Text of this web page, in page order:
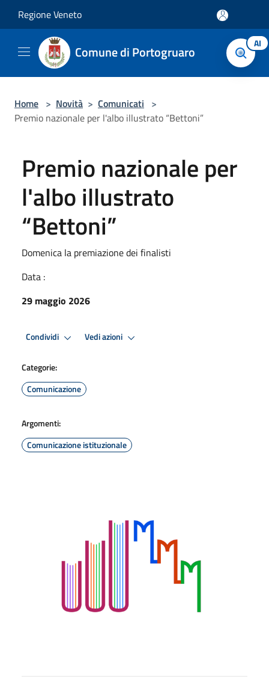
Regione Veneto
Comune di Portogruaro AI
Home > Novità > Comunicati >
Premio nazionale per l'albo illustrato “Bettoni”
Premio nazionale per
l'albo illustrato
“Bettoni”
Domenica la premiazione dei finalisti
Data :
29 maggio 2026
Condividi Vedi azioni
Categorie:
Comunicazione
Argomenti:
Comunicazione istituzionale